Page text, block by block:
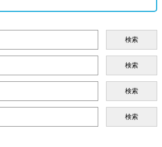
検索
検索
検索
検索